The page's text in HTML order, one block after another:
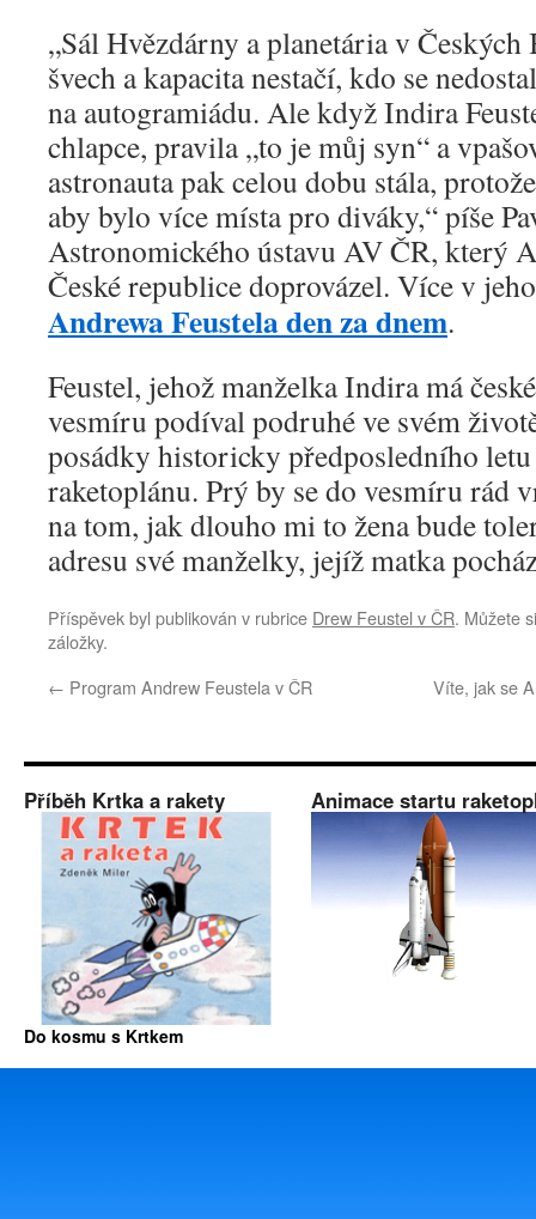
„Sál Hvězdárny a planetária v
švech a kapacita nestačí, kdo se
na autogramiádu. Ale když Indira
chlapce, pravila „to je můj syn“ a
astronauta pak celou dobu stála,
aby bylo více místa pro diváky,“ píše
Astronomického ústavu AV ČR, který
České republice doprovázel. Více v
Andrewa Feustela den za dnem.
Feustel, jehož manželka Indira má
vesmíru podíval podruhé ve svém
posádky historicky předposledního
raketoplánu. Prý by se do vesmíru rád
na tom, jak dlouho mi to žena bude
adresu své manželky, jejíž matka
Příspěvek byl publikován v rubrice Drew Feustel v ČR. Můžete
záložky.
← Program Andrew Feustela v ČR Víte, jak se
Příběh Krtka a rakety Animace startu
Do kosmu s Krtkem